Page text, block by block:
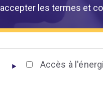
accepter les termes et
Accès à